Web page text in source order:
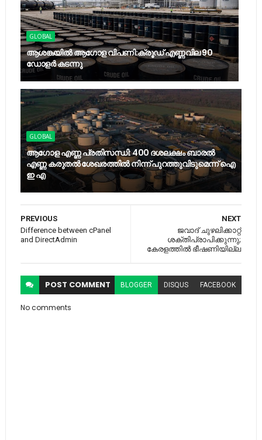
GLOBAL
ആശങ്കയിൽ ആഗോള വിപണി:ക്രൂഡ് എണ്ണവില 90
ഡോളർ കടന്നു
GLOBAL
ആഗോള എണ്ണ പ്രതിസന്ധി: 400 ദശലക്ഷം ബാരൽ
എണ്ണ കരുതൽ ശേഖരത്തിൽ നിന്ന് പുറത്തുവിടുമെന്ന് ഐ
ഇ എ
NEXT
ജവാദ് ചുഴലിക്കാറ്റ്
ശക്തിപ്രാപിക്കുന്നു;
കേരളത്തില്‍ ഭീഷണിയില്ല
PREVIOUS
Difference between cPanel
and DirectAdmin
POST COMMENT BLOGGER DISQUS FACEBOOK
No comments